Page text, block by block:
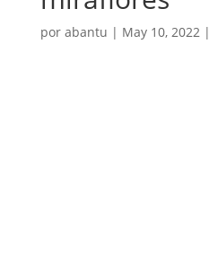
por abantu | May 10, 2022|